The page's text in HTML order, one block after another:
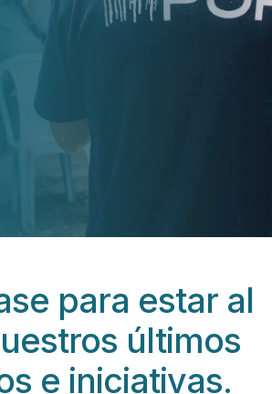
para estar al
últimos
e iniciativas.